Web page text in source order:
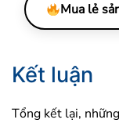
Mua lẻ
Kết luận
Tổng kết lại,